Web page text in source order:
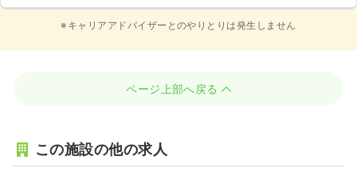
※キャリアアドバイザーとのやりとりは発生しません
ページ上部へ戻る
この施設の他の求人